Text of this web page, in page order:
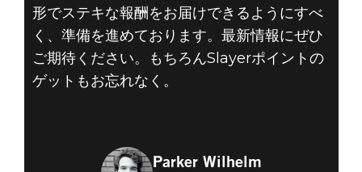
形でステキな報酬をお届けできるようにすべ
く、準備を進めております。最新情報にぜひ
ご期待ください。もちろんSlayerポイントの
ゲットもお忘れなく。
Parker Wilhelm